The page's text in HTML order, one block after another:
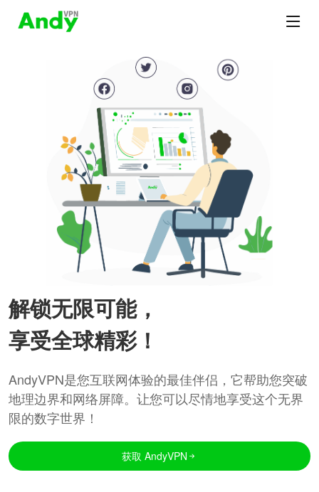
解锁无限可能，
享受全球精彩！
AndyVPN是您互联网体验的最佳伴侣，它帮助您突破
地理边界和网络屏障。让您可以尽情地享受这个无界
限的数字世界！
获取 AndyVPN